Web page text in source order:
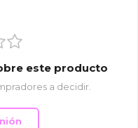
este producto
a decidir.